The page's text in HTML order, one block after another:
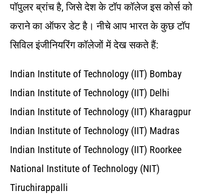
पॉपुलर ब्रांच है, जिसे देश के टॉप कॉलेज इस कोर्स को
कराने का ऑफर डेट है। नीचे आप भारत के कुछ टॉप
सिविल इंजीनियरिंग कॉलेजों में देख सकते हैं:
Indian Institute of Technology (IIT) Bombay
Indian Institute of Technology (IIT) Delhi
Indian Institute of Technology (IIT) Kharagpur
Indian Institute of Technology (IIT) Madras
Indian Institute of Technology (IIT) Roorkee
National Institute of Technology (NIT)
Tiruchirappalli